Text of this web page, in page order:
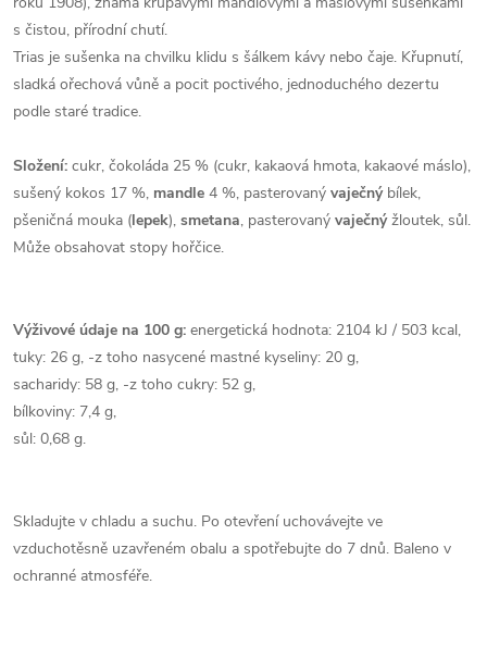
s čistou, přírodní chutí.
Trias je sušenka na chvilku klidu s šálkem kávy nebo čaje. Křupnutí,
sladká ořechová vůně a pocit poctivého, jednoduchého dezertu
podle staré tradice.
Složení: cukr, čokoláda 25 % (cukr, kakaová hmota, kakaové máslo),
sušený kokos 17 %, mandle 4 %, pasterovaný vaječnýbílek,
pšeničná mouka (lepek), smetana, pasterovaný vaječnýžloutek, sůl.
Může obsahovat stopy hořčice.
Výživové údaje na 100 g: energetická hodnota: 2104 kJ / 503 kcal,
tuky: 26 g, -z toho nasycené mastné kyseliny: 20 g,
sacharidy: 58 g, -z toho cukry: 52 g,
bílkoviny: 7,4 g,
sůl: 0,68 g.
Skladujte v chladu a suchu. Po otevření uchovávejte ve
vzduchotěsně uzavřeném obalu a spotřebujte do 7 dnů. Baleno v
ochranné atmosféře.